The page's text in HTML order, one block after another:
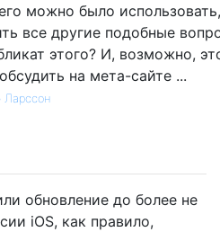
можно было
все другие подобные
этого? И, возможно,
на мета-сайте ...
Ларссон
обновление до более не
iOS, как правило,